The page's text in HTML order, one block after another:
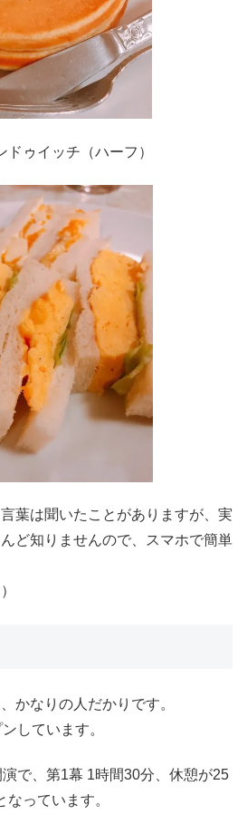
ゥイッチ（ハーフ）
葉は聞いたことがありますが、実
ど知りませんので、スマホで簡単
かなりの人だかりです。
しています。
で、第1幕 1時間30分、休憩が25
っています。